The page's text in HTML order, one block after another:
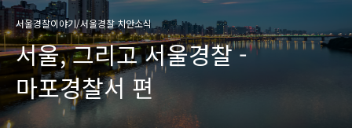
서울경찰이야기/서울경찰 치안소식
서울, 그리고 서울경찰 -
마포경찰서 편